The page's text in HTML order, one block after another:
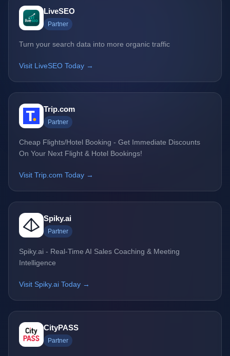
LiveSEO
Partner
Turn your search data into more organic traffic
Visit LiveSEO Today →
Trip.com
Partner
Cheap Flights/Hotel Booking - Get Immediate Discounts
On Your Next Flight & Hotel Bookings!
Visit Trip.com Today →
Spiky.ai
Partner
Spiky.ai - Real-Time AI Sales Coaching & Meeting
Intelligence
Visit Spiky.ai Today →
CityPASS
Partner